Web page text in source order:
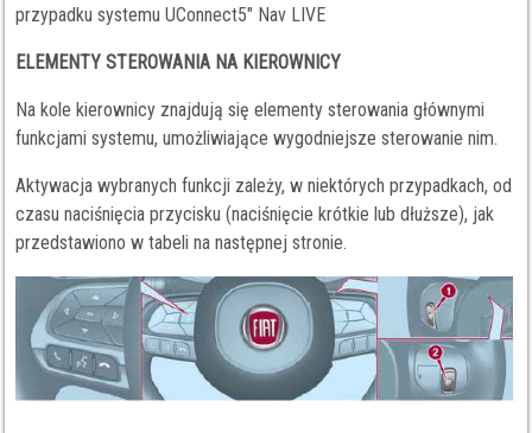
przypadku systemu UConnect5" Nav LIVE
ELEMENTY STEROWANIA NA KIEROWNICY
Na kole kierownicy znajdują się elementy sterowania głównymi
funkcjami systemu, umożliwiające wygodniejsze sterowanie nim.
Aktywacja wybranych funkcji zależy, w niektórych przypadkach, od
czasu naciśnięcia przycisku (naciśnięcie krótkie lub dłuższe), jak
przedstawiono w tabeli na następnej stronie.